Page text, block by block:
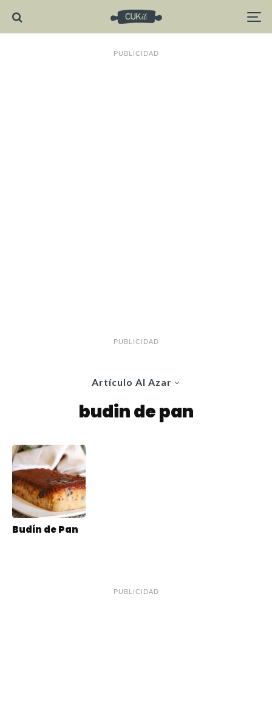
PUBLICIDAD
PUBLICIDAD
Artículo Al Azar
budin de pan
Budín de Pan
PUBLICIDAD